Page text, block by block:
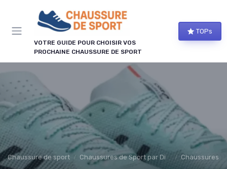
VOTRE GUIDE POUR CHOISIR VOS
PROCHAINE CHAUSSURE DE SPORT
TOPs
Chaussure de sport Chaussures de Sport par Discipline Chaussures